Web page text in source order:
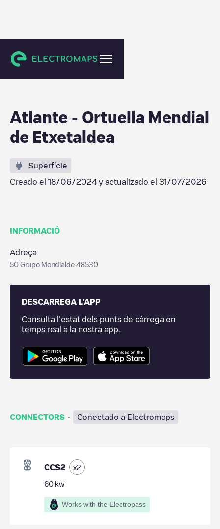
Ortuella
Atlante - Ortuella Mendial
de Etxetaldea
Superfície
Creado el 18/06/2024 y actualizado el 31/07/2026
INFORMACIÓ
Adreça
50 Grupo Mendialde 48530
DESCARREGA L'APP
Consulta l'estat dels punts de càrrega en
temps real a la nostra app.
CONNECTORS · Conectado a Electromaps
CCS2 x2
60 kw
Works with the Electropass